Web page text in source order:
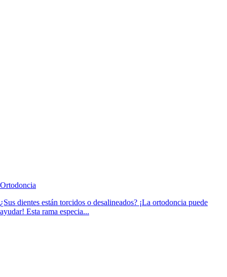
Ortodoncia
¿Sus dientes están torcidos o desalineados? ¡La ortodoncia puede
ayudar! Esta rama especia...